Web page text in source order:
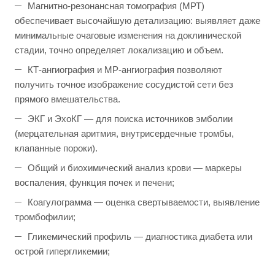
Магнитно-резонансная томография (МРТ)
обеспечивает высочайшую детализацию: выявляет даже
минимальные очаговые изменения на доклинической
стадии, точно определяет локализацию и объем.
КТ-ангиография и МР-ангиография позволяют
получить точное изображение сосудистой сети без
прямого вмешательства.
ЭКГ и ЭхоКГ — для поиска источников эмболии
(мерцательная аритмия, внутрисердечные тромбы,
клапанные пороки).
Общий и биохимический анализ крови — маркеры
воспаления, функция почек и печени;
Коагулограмма — оценка свертываемости, выявление
тромбофилии;
Гликемический профиль — диагностика диабета или
острой гипергликемии;